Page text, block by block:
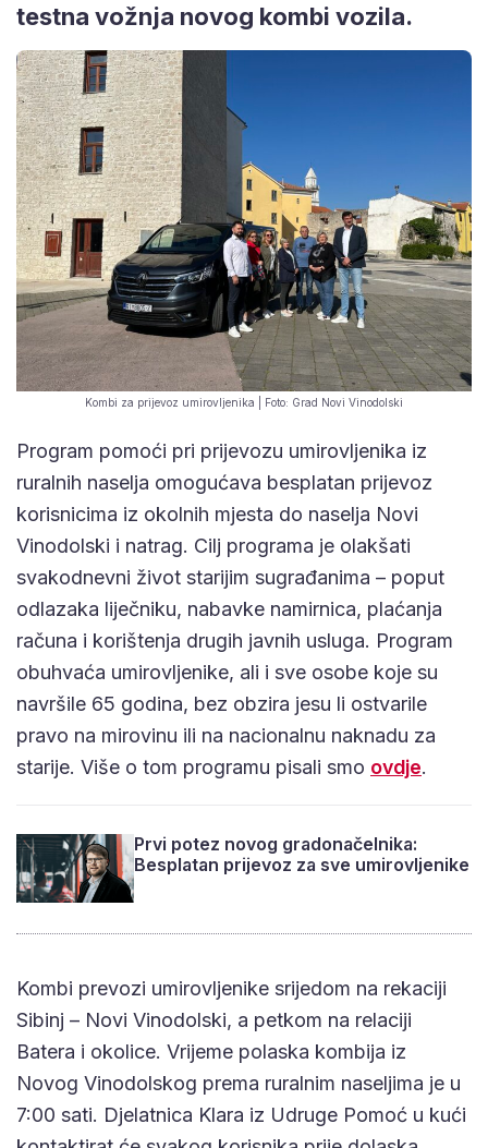
testna vožnja novog kombi vozila.
Kombi za prijevoz umirovljenika | Foto: Grad Novi Vinodolski
Program pomoći pri prijevozu umirovljenika iz
ruralnih naselja omogućava besplatan prijevoz
korisnicima iz okolnih mjesta do naselja Novi
Vinodolski i natrag. Cilj programa je olakšati
svakodnevni život starijim sugrađanima – poput
odlazaka liječniku, nabavke namirnica, plaćanja
računa i korištenja drugih javnih usluga. Program
obuhvaća umirovljenike, ali i sve osobe koje su
navršile 65 godina, bez obzira jesu li ostvarile
pravo na mirovinu ili na nacionalnu naknadu za
starije. Više o tom programu pisali smo ovdje.
Prvi potez novog gradonačelnika:
Besplatan prijevoz za sve umirovljenike
Kombi prevozi umirovljenike srijedom na rekaciji
Sibinj – Novi Vinodolski, a petkom na relaciji
Batera i okolice. Vrijeme polaska kombija iz
Novog Vinodolskog prema ruralnim naseljima je u
7:00 sati. Djelatnica Klara iz Udruge Pomoć u kući